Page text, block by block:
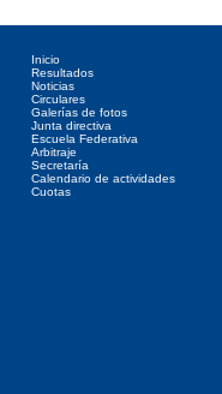
Inicio
Resultados
Noticias
Circulares
Galerías de fotos
Junta directiva
Escuela Federativa
Arbitraje
Secretaría
Calendario de actividades
Cuotas